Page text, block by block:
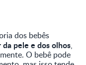
dos bebês
pele e dos olhos,
O bebê pode